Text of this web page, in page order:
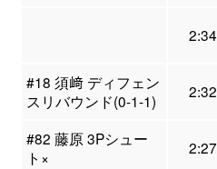
2:34
#18 須﨑 ディフェン
スリバウンド(0-1-1)
2:32
#82 藤原 3Pシュー
ト×
2:27